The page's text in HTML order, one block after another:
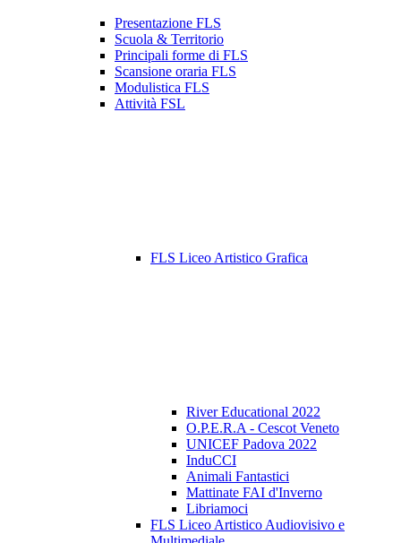
Presentazione FLS
Scuola & Territorio
Principali forme di FLS
Scansione oraria FLS
Modulistica FLS
Attività FSL
FLS Liceo Artistico Grafica
River Educational 2022
O.P.E.R.A - Cescot Veneto
UNICEF Padova 2022
InduCCI
Animali Fantastici
Mattinate FAI d'Inverno
Libriamoci
FLS Liceo Artistico Audiovisivo e